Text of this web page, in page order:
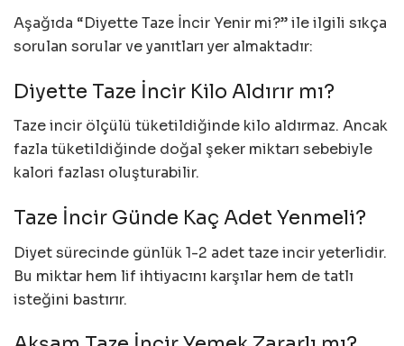
Aşağıda “Diyette Taze İncir Yenir mi?” ile ilgili sıkça
sorulan sorular ve yanıtları yer almaktadır:
Diyette Taze İncir Kilo Aldırır mı?
Taze incir ölçülü tüketildiğinde kilo aldırmaz. Ancak
fazla tüketildiğinde doğal şeker miktarı sebebiyle
kalori fazlası oluşturabilir.
Taze İncir Günde Kaç Adet Yenmeli?
Diyet sürecinde günlük 1-2 adet taze incir yeterlidir.
Bu miktar hem lif ihtiyacını karşılar hem de tatlı
isteğini bastırır.